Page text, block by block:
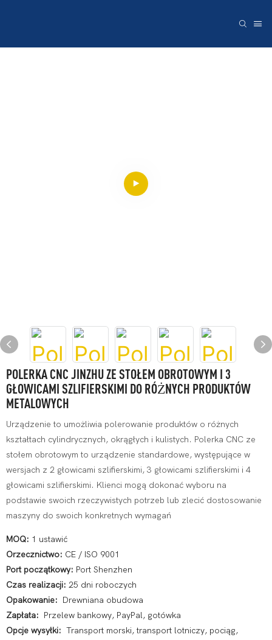
POLERKA CNC JINZHU ZE STOŁEM OBROTOWYM I 3
GŁOWICAMI SZLIFIERSKIMI DO RÓŻNYCH PRODUKTÓW
METALOWYCH
Urządzenie to umożliwia polerowanie produktów o różnych
kształtach cylindrycznych, okrągłych i kulistych. Polerka CNC ze
stołem obrotowym to urządzenie standardowe, występujące w
wersjach z 2 głowicami szlifierskimi, 3 głowicami szlifierskimi i 4
głowicami szlifierskimi. Klienci mogą dokonać wyboru na
podstawie swoich rzeczywistych potrzeb lub zlecić dostosowanie
maszyny do swoich konkretnych wymagań
MOQ: 1 ustawić
Orzecznictwo: CE / ISO 9001
Port początkowy: Port Shenzhen
Czas realizacji: 25 dni roboczych
Opakowanie: Drewniana obudowa
Zapłata: Przelew bankowy, PayPal, gotówka
Opcje wysyłki: Transport morski, transport lotniczy, pociąg,